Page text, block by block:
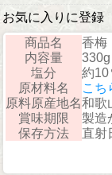
お気に入りに登録
商品名
香梅
内容量
330g
塩分
約10
原材料名
こち
原料原産地名和歌
賞味期限
製造
保存方法
直射